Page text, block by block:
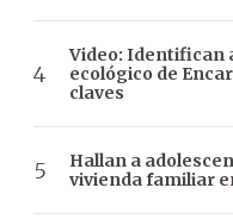
Video: Identifican
ecológico de
claves
Hallan a
vivienda familiar